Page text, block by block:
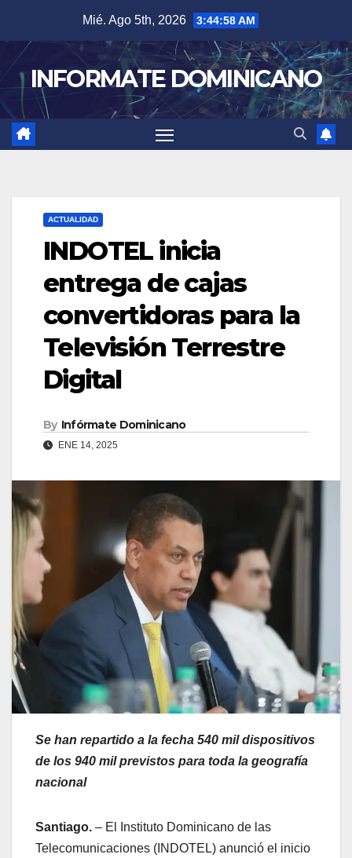
content
Mié. Ago 5th, 2026 3:44:58 AM
INFORMATE DOMINICANO
ACTUALIDAD
INDOTEL inicia
entrega de cajas
convertidoras para la
Televisión Terrestre
Digital
By Infórmate Dominicano
ENE 14, 2025
Se han repartido a la fecha 540 mil dispositivos
de los 940 mil previstos para toda la geografía
nacional
Santiago. – El Instituto Dominicano de las
Telecomunicaciones (INDOTEL) anunció el inicio